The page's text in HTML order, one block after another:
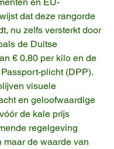
dat deze rangorde
nu zelfs versterkt door
de Duitse
€ 0,80 per kilo en de
plicht (DPP).
visuele
en geloofwaardige
de kale prijs
regelgeving
maar de waarde van